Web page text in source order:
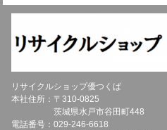
リサイクルショップ優つくば
本社住所：〒310-0825
茨城県水戸市谷田町448
電話番号：029-246-6618